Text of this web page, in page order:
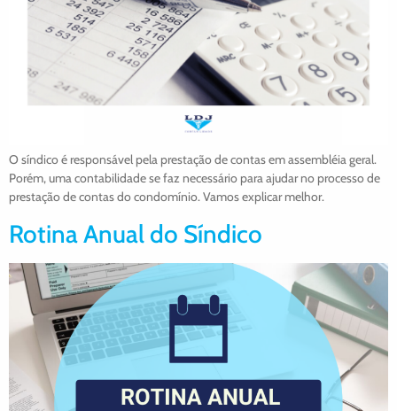
O síndico é responsável pela prestação de contas em assembléia geral.
Porém, uma contabilidade se faz necessário para ajudar no processo de
prestação de contas do condomínio. Vamos explicar melhor.
Rotina Anual do Síndico